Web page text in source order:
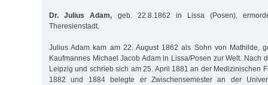
Dr. Julius Adam, geb. 22.8.1862 in Lissa (Posen),
Theresienstadt.
Julius Adam kam am 22. August 1862 als Sohn von Mathilde,
Kaufmannes Michael Jacob Adam in Lissa/Posen zur Welt. Nach
Leipzig und schrieb sich am 25. April 1881 an der Medizinischen
1882 und 1884 belegte er Zwischensemester an der